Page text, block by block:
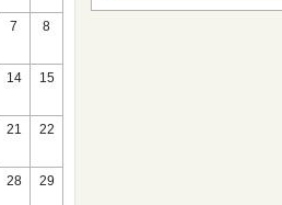
7 8
14 15
21 22
28 29